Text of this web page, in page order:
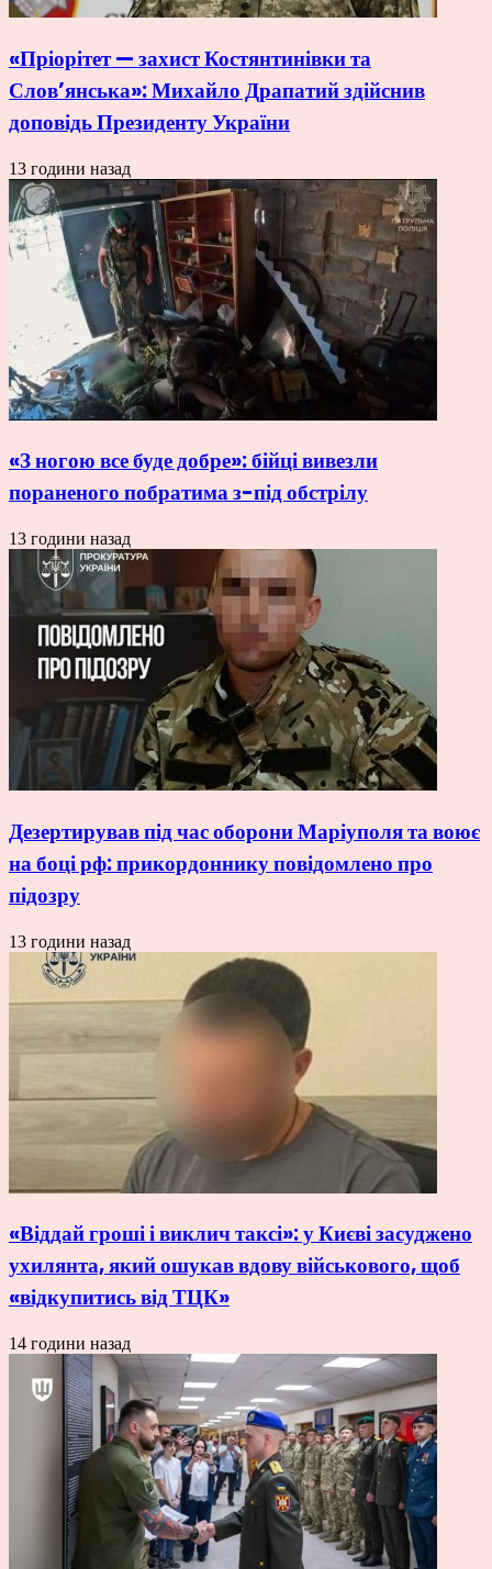
«Пріорітет — захист Костянтинівки та
Слов’янська»: Михайло Драпатий здійснив
доповідь Президенту України
13 години назад
«З ногою все буде добре»: бійці вивезли
пораненого побратима з-під обстрілу
13 години назад
Дезертирував під час оборони Маріуполя та воює
на боці рф: прикордоннику повідомлено про
підозру
13 години назад
«Віддай гроші і виклич таксі»: у Києві засуджено
ухилянта, який ошукав вдову військового, щоб
«відкупитись від ТЦК»
14 години назад